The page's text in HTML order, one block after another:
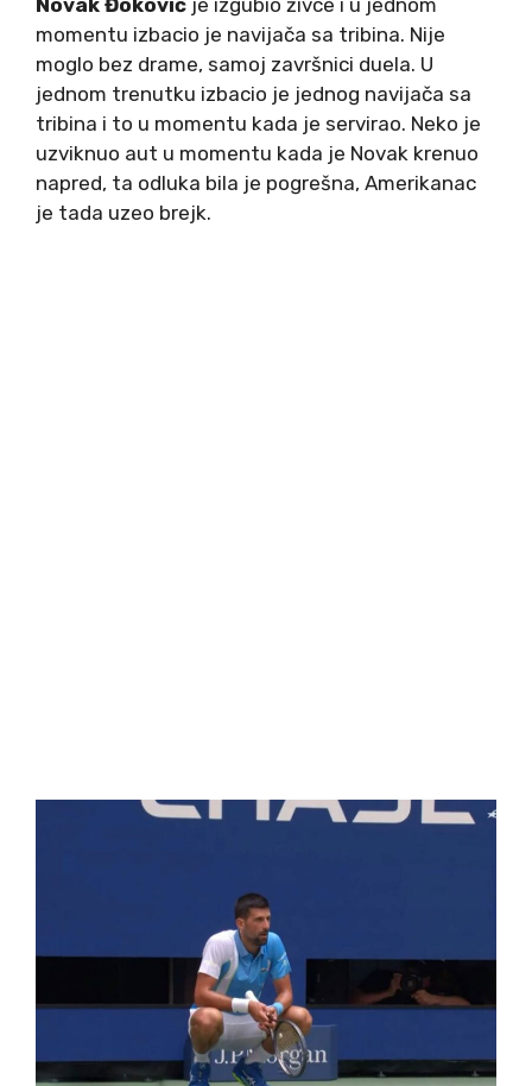
momentu izbacio je navijača sa tribina. Nije
moglo bez drame, samoj završnici duela. U
jednom trenutku izbacio je jednog navijača sa
tribina i to u momentu kada je servirao. Neko je
uzviknuo aut u momentu kada je Novak krenuo
napred, ta odluka bila je pogrešna, Amerikanac
je tada uzeo brejk.